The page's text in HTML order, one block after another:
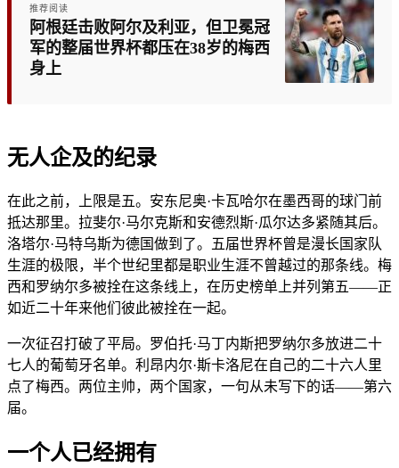
推荐阅读
阿根廷击败阿尔及利亚，但卫冕冠
军的整届世界杯都压在38岁的梅西
身上
无人企及的纪录
在此之前，上限是五。安东尼奥·卡瓦哈尔在墨西哥的球门前
抵达那里。拉斐尔·马尔克斯和安德烈斯·瓜尔达多紧随其后。
洛塔尔·马特乌斯为德国做到了。五届世界杯曾是漫长国家队
生涯的极限，半个世纪里都是职业生涯不曾越过的那条线。梅
西和罗纳尔多被拴在这条线上，在历史榜单上并列第五——正
如近二十年来他们彼此被拴在一起。
一次征召打破了平局。罗伯托·马丁内斯把罗纳尔多放进二十
七人的葡萄牙名单。利昂内尔·斯卡洛尼在自己的二十六人里
点了梅西。两位主帅，两个国家，一句从未写下的话——第六
届。
一个人已经拥有